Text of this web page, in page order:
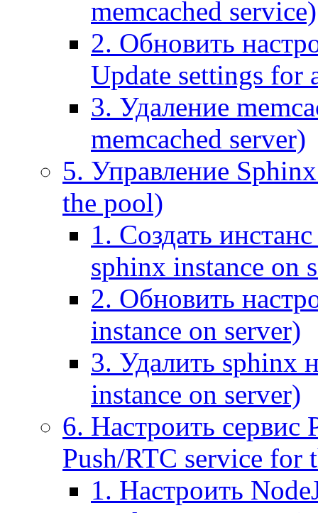
memcached service)
2. Обновить
Update settings for
3. Удаление
memcached server)
5. Управление
the pool)
1. Создать
sphinx instance on
2. Обновить
instance on server)
3. Удалить sphinx
instance on server)
6. Настроить
Push/RTC service for
1. Настроить